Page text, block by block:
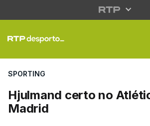
Hjulmand
SPORTING
Hjulmand certo no
Madrid